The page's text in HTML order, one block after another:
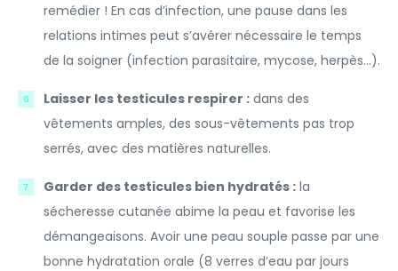
remédier ! En cas d’infection, une pause dans les
relations intimes peut s’avérer nécessaire le temps
de la soigner (infection parasitaire, mycose, herpès…).
Laisser les testicules respirer :dans des
vêtements amples, des sous-vêtements pas trop
serrés, avec des matières naturelles.
Garder des testicules bien hydratés :la
sécheresse cutanée abime la peau et favorise les
démangeaisons. Avoir une peau souple passe par une
bonne hydratation orale (8 verres d’eau par jours